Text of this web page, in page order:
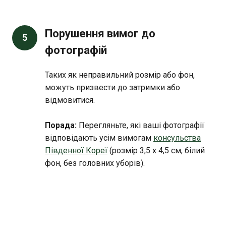
5
Порушення вимог до
фотографій
Таких як неправильний розмір або фон,
можуть призвести до затримки або
відмовитися.
Порада: Перегляньте, які ваші фотографії
відповідають усім вимогам консульства
Південної Кореї (розмір 3,5 х 4,5 см, білий
фон, без головних уборів).